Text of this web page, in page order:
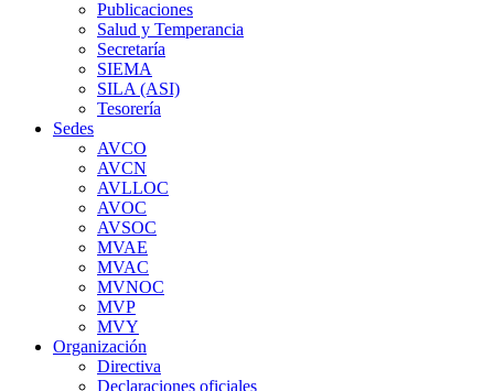
Publicaciones
Salud y Temperancia
Secretaría
SIEMA
SILA (ASI)
Tesorería
Sedes
AVCO
AVCN
AVLLOC
AVOC
AVSOC
MVAE
MVAC
MVNOC
MVP
MVY
Organización
Directiva
Declaraciones oficiales